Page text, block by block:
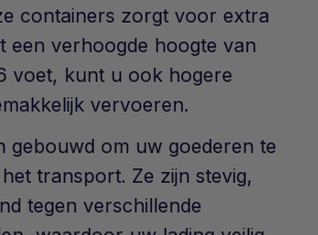
containers zorgt voor extra
een verhoogde hoogte van
voet, kunt u ook hogere
vervoeren.
gebouwd om uw goederen te
transport. Ze zijn stevig,
tegen verschillende